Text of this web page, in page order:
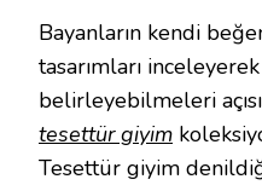
Bayanların kendi
tasarımları
belirleyebilmeleri
tesettür giyim
Tesettür giyim